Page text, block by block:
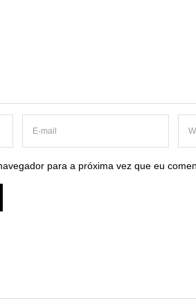
para a próxima vez que eu